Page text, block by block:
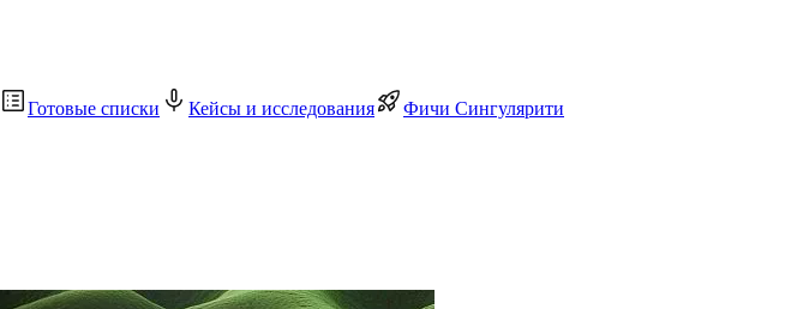
Готовые списки Кейсы и исследования Фичи Сингулярити